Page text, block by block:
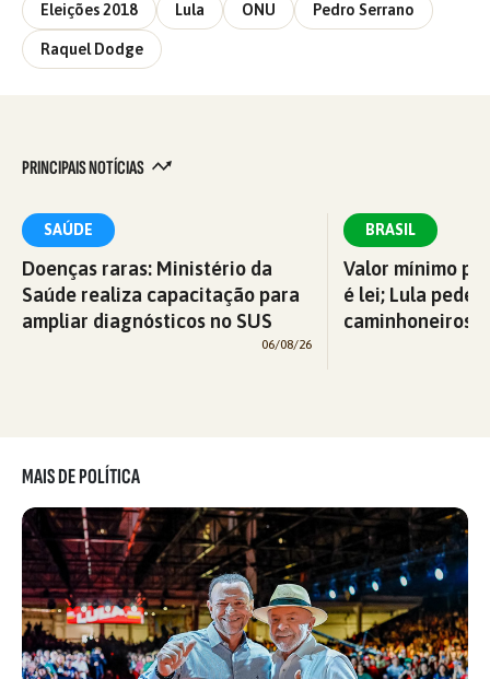
Eleições 2018 Lula ONU Pedro Serrano
Raquel Dodge
PRINCIPAIS NOTÍCIAS
SAÚDE
Doenças raras: Ministério da
Saúde realiza capacitação para
ampliar diagnósticos no SUS
06/08/26
BRASIL
Valor mínimo
é lei; Lula pede
caminhoneiros
MAIS DE POLÍTICA